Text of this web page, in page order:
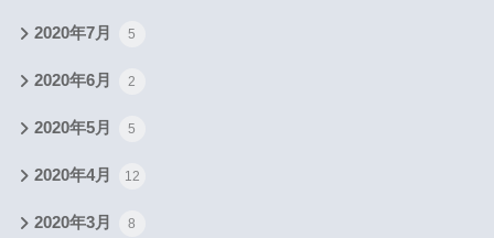
2020年7月 5
2020年6月 2
2020年5月 5
2020年4月 12
2020年3月 8